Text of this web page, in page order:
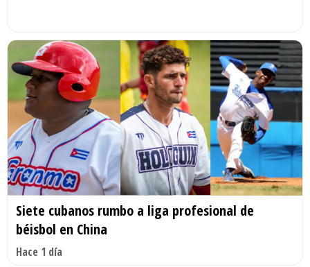
Siete cubanos rumbo a liga profesional de
béisbol en China
Hace 1 día